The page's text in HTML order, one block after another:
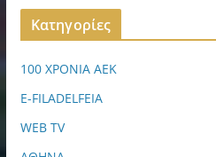
Kατηγορίες
100 ΧΡΟΝΙΑ ΑΕΚ
E-FILADELFEIA
WEB TV